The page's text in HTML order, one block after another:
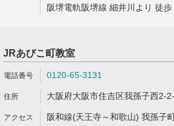
阪堺電軌阪堺線 細井川より 徒
JRあびこ町教室
0120-65-3131
大阪府大阪市住吉区我孫子西2-
阪和線(天王寺～和歌山) 我孫子